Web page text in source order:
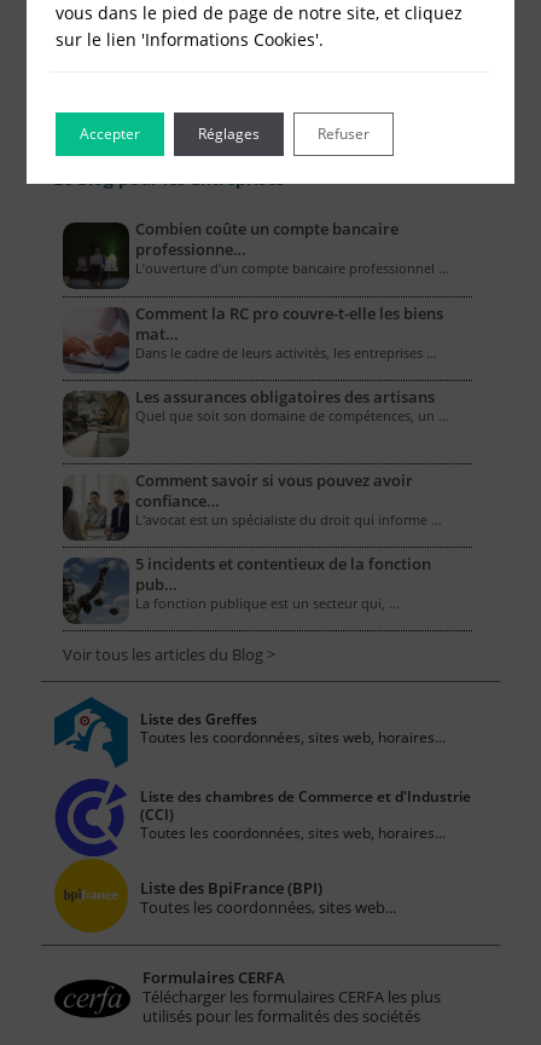
Combien coûte un compte bancaire
professionne…
L’ouverture d’un compte bancaire professionnel …
Comment la RC pro couvre-t-elle les biens
mat…
Dans le cadre de leurs activités, les entreprises …
Les assurances obligatoires des artisans
Quel que soit son domaine de compétences, un …
Comment savoir si vous pouvez avoir
confiance…
L'avocat est un spécialiste du droit qui informe …
5 incidents et contentieux de la fonction
pub…
La fonction publique est un secteur qui, …
Voir tous les articles du Blog >
Liste des Greffes
Toutes les coordonnées, sites web, horaires...
Liste des chambres de Commerce et d'Industrie
(CCI)
Toutes les coordonnées, sites web, horaires...
Liste des BpiFrance (BPI)
Toutes les coordonnées, sites web...
Formulaires CERFA
Télécharger les formulaires CERFA les plus
utilisés pour les formalités des sociétés
vous dans le pied de page de notre site, et cliquez
sur le lien 'Informations Cookies'.
Accepter Refuser
Réglages